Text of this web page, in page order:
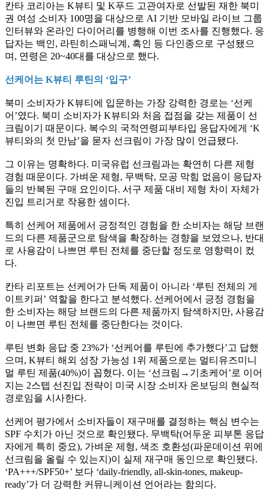
칸타 코리아는 K뷰티 및 K푸드 고관여자로 선발된 재한 북미
권 여성 소비자 100명을 대상으로 AI 기반 모바일 라이브 그룹
인터뷰와 온라인 다이어리를 병행해 이번 조사를 진행했다. 응
답자는 백인, 라틴히스패닉계, 흑인 등 다인종으로 구성됐으
며, 연령은 20~40대를 대상으로 했다.
선케어는 K뷰티 루틴의 ‘입구’
북미 소비자가 K뷰티에 입문하는 가장 강력한 경로는 ‘선케
어’였다. 북미 소비자가 K뷰티와 처음 접점을 갖는 제품이 선
크림이기 때문이다. 복수의 국적연령피부타입 응답자에게 ‘K
뷰티와의 첫 만남’을 묻자 선크림이 가장 많이 언급됐다.
그 이유는 명확하다. 미국유럽 선크림과는 확연히 다른 제형
경험 때문이다. 가벼운 제형, 무백탁, 모공 막힘 없음이 응답자
들의 반복된 구매 요인이다. 서구 제품 대비 제형 차이 자체가
진입 트리거로 작용한 셈이다.
특히 선케어 제품에서 긍정적인 경험을 한 소비자는 해당 브랜
드의 다른 제품군으로 탐색을 확장하는 경향을 보였으나, 반대
로 사용감이 나쁘면 루틴 전체를 중단할 정도로 영향력이 컸
다.
칸타 리포트는 선케어가 단독 제품이 아니라 ‘루틴 전체의 게
이트키퍼’ 역할을 한다고 분석했다. 선케어에서 긍정 경험을
한 소비자는 해당 브랜드의 다른 제품까지 탐색하지만, 사용감
이 나쁘면 루틴 전체를 중단한다는 것이다.
루틴 변화 응답 중 23%가 ‘선케어를 루틴에 추가했다’고 답했
으며, K뷰티 해외 성장 가능성 1위 제품으로는 멀티유즈미니
멀 루틴 제품(40%)이 꼽혔다. 이는 ‘선크림→기초케어’로 이어
지는 2스텝 선진입 전략이 미국 시장 소비자 온보딩의 현실적
경로임을 시사한다.
선케어 평가에서 소비자들이 재구매를 결정하는 핵심 변수는
SPF 수치가 아닌 것으로 확인됐다. 무백탁(어두운 피부톤 응답
자에게 특히 중요), 가벼운 제형, 색조 호환성(파운데이션 위에
선크림을 올릴 수 있는지)이 실제 재구매 동인으로 확인됐다.
‘PA+++/SPF50+’ 보다 ‘daily-friendly, all-skin-tones, makeup-
ready’가 더 강력한 커뮤니케이션 언어라는 함의다.